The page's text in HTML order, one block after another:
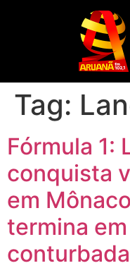
Tag:
Fórmula 1:
conquista
em
termina
conturbada